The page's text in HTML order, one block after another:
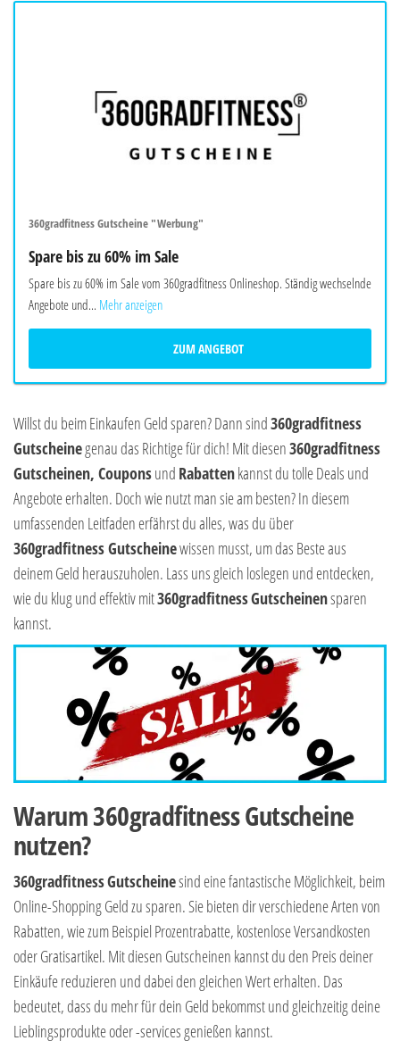
360gradfitness Gutscheine "Werbung"
Spare bis zu 60% im Sale
Spare bis zu 60% im Sale vom 360gradfitness Onlineshop. Ständig wechselnde
Angebote und... Mehr anzeigen
ZUM ANGEBOT
Willst du beim Einkaufen Geld sparen? Dann sind360gradfitness
Gutscheinegenau das Richtige für dich! Mit diesen360gradfitness
Gutscheinen, Couponsund Rabattenkannst du tolle Deals und
Angebote erhalten. Doch wie nutzt man sie am besten? In diesem
umfassenden Leitfaden erfährst du alles, was du über
360gradfitness Gutscheinewissen musst, um das Beste aus
deinem Geld herauszuholen. Lass uns gleich loslegen und entdecken,
wie du klug und effektiv mit360gradfitnessGutscheinensparen
kannst.
Warum 360gradfitness Gutscheine
nutzen?
360gradfitnessGutscheinesind eine fantastische Möglichkeit, beim
Online-Shopping Geld zu sparen. Sie bieten dir verschiedene Arten von
Rabatten, wie zum Beispiel Prozentrabatte, kostenlose Versandkosten
oder Gratisartikel. Mit diesen Gutscheinen kannst du den Preis deiner
Einkäufe reduzieren und dabei den gleichen Wert erhalten. Das
bedeutet, dass du mehr für dein Geld bekommst und gleichzeitig deine
Lieblingsprodukte oder -services genießen kannst.